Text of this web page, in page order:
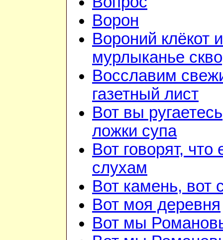
Ворон
Вороний клёкот и
мурлыканье
Восславим
газетный лист
Вот вы
ложки супа
Вот говорят, что
слухам
Вот камень, вот
Вот моя деревня
Вот мы